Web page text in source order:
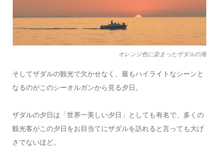
オレンジ色に染まったザダルの海
そしてザダルの観光で欠かせなく、最もハイライトなシーンと
なるのがこのシーオルガンから見る夕日。
ザダルの夕日は「世界一美しい夕日」としても有名で、多くの
観光客がこの夕日をお目当てにザダルを訪れると言っても大げ
さでないほど。